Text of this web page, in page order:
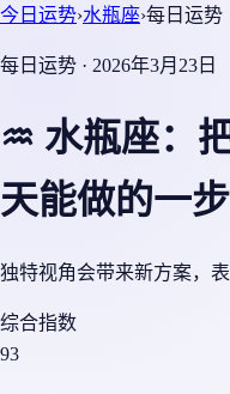
今日运势›水瓶座›每日运势
每日运势 · 2026年3月23日
♒ 水瓶座：
天能做的一步
独特视角会带来新方案，
综合指数
93